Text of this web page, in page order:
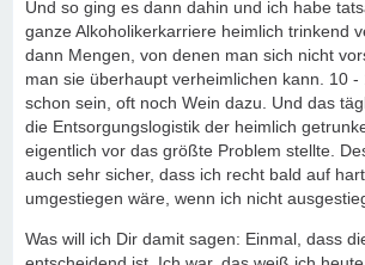
Und so ging es dann dahin und ich habe
ganze Alkoholikerkarriere heimlich trinkend
dann Mengen, von denen man sich nicht
man sie überhaupt verheimlichen kann. 10 -
schon sein, oft noch Wein dazu. Und das
die Entsorgungslogistik der heimlich
eigentlich vor das größte Problem stellte.
auch sehr sicher, dass ich recht bald auf
umgestiegen wäre, wenn ich nicht
Was will ich Dir damit sagen: Einmal, dass